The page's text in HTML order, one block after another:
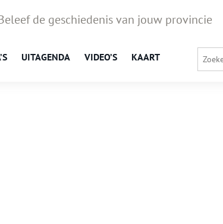
de geschiedenis van jouw provincie
UITAGENDA VIDEO’S KAART